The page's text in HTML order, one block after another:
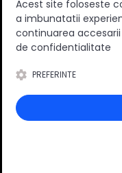
Acest site foloseste
a imbunatatii
continuarea accesarii
de confidentialitate
PREFERINTE